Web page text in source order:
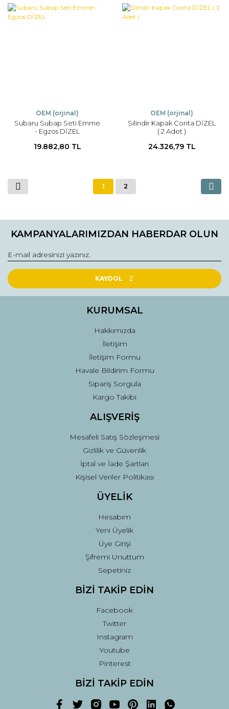
OEM (orjinal)
Subaru Subap Seti Emme
- Egzos DİZEL
19.882,80 TL
OEM (orjinal)
Silindir Kapak Conta DİZEL
( 2 Adet )
24.326,79 TL
1 2
KAMPANYALARIMIZDAN HABERDAR OLUN
KAYDOL
KURUMSAL
Hakkımızda
İletişim
İletişim Formu
Havale Bildirim Formu
Sipariş Sorgula
Kargo Takibi
ALIŞVERİŞ
Mesafeli Satış Sözleşmesi
Gizlilik ve Güvenlik
İptal ve İade Şartları
Kişisel Veriler Politikası
ÜYELİK
Hesabım
Yeni Üyelik
Üye Girişi
Şifremi Unuttum
Sepetiniz
BİZİ TAKİP EDİN
Facebook
Twitter
Instagram
Youtube
Pinterest
BİZİ TAKİP EDİN